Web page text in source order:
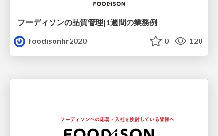
フーディソンの品質管理|1週間の業務例
foodisonhr2020
0 120